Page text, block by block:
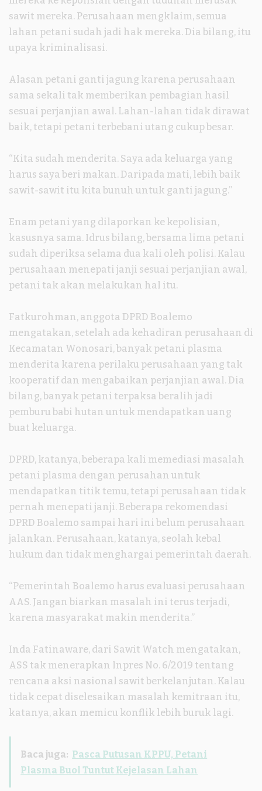
sawit mereka. Perusahaan mengklaim, semua
lahan petani sudah jadi hak mereka. Dia bilang, itu
upaya kriminalisasi.
Alasan petani ganti jagung karena perusahaan
sama sekali tak memberikan pembagian hasil
sesuai perjanjian awal. Lahan-lahan tidak dirawat
baik, tetapi petani terbebani utang cukup besar.
“Kita sudah menderita. Saya ada keluarga yang
harus saya beri makan. Daripada mati, lebih baik
sawit-sawit itu kita bunuh untuk ganti jagung.”
Enam petani yang dilaporkan ke kepolisian,
kasusnya sama. Idrus bilang, bersama lima petani
sudah diperiksa selama dua kali oleh polisi. Kalau
perusahaan menepati janji sesuai perjanjian awal,
petani tak akan melakukan hal itu.
Fatkurohman, anggota DPRD Boalemo
mengatakan, setelah ada kehadiran perusahaan di
Kecamatan Wonosari, banyak petani plasma
menderita karena perilaku perusahaan yang tak
kooperatif dan mengabaikan perjanjian awal. Dia
bilang, banyak petani terpaksa beralih jadi
pemburu babi hutan untuk mendapatkan uang
buat keluarga.
DPRD, katanya, beberapa kali memediasi masalah
petani plasma dengan perusahan untuk
mendapatkan titik temu, tetapi perusahaan tidak
pernah menepati janji. Beberapa rekomendasi
DPRD Boalemo sampai hari ini belum perusahaan
jalankan. Perusahaan, katanya, seolah kebal
hukum dan tidak menghargai pemerintah daerah.
“Pemerintah Boalemo harus evaluasi perusahaan
AAS. Jangan biarkan masalah ini terus terjadi,
karena masyarakat makin menderita.”
Inda Fatinaware, dari Sawit Watch mengatakan,
ASS tak menerapkan Inpres No. 6/2019 tentang
rencana aksi nasional sawit berkelanjutan. Kalau
tidak cepat diselesaikan masalah kemitraan itu,
katanya, akan memicu konflik lebih buruk lagi.
Baca juga: Pasca Putusan KPPU, Petani
Plasma Buol Tuntut Kejelasan Lahan